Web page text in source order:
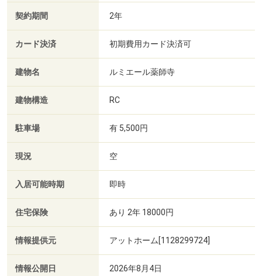
契約期間 2年
カード決済 初期費用カード決済可
建物名 ルミエール薬師寺
建物構造 RC
駐車場 有 5,500円
現況 空
入居可能時期 即時
住宅保険 あり 2年 18000円
情報提供元 アットホーム[1128299724]
情報公開日 2026年8月4日